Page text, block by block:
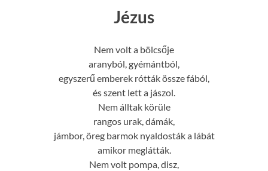
Jézus
Nem volt a bölcsője
aranyból, gyémántból,
egyszerű emberek rótták össze fából,
és szent lett a jászol.
Nem álltak körüle
rangos urak, dámák,
jámbor, öreg barmok nyaldosták a lábát
amikor meglátták.
Nem volt pompa, disz,